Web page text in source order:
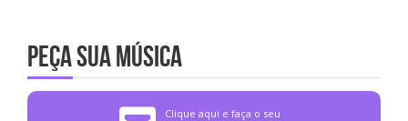
Peça sua música
Clique aqui e faça o seu